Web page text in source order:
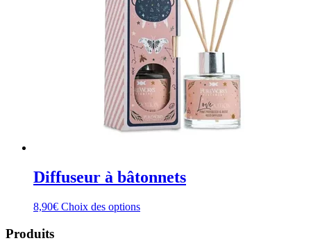
Diffuseur à bâtonnets
8,90€ Choix des optionsCe
Produits